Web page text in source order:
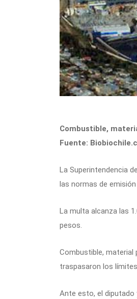
Combustible,
Fuente:
La Superintendencia
las normas de
La multa alcanza las
pesos.
Combustible, material
traspasaron los
Ante esto, el diputado